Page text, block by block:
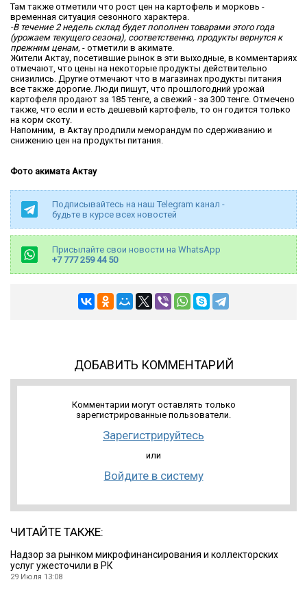
Там также отметили что рост цен на картофель и морковь -
временная ситуация сезонного характера.
-В течение 2 недель склад будет пополнен товарами этого года
(урожаем текущего сезона), соответственно, продукты вернутся к
прежним ценам, - отметили в акимате.
Жители Актау, посетившие рынок в эти выходные, в комментариях
отмечают, что цены на некоторые продукты действительно
снизились. Другие отмечают что в магазинах продукты питания
все также дорогие. Люди пишут, что прошлогодний урожай
картофеля продают за 185 тенге, а свежий - за 300 тенге. Отмечено
также, что если и есть дешевый картофель, то он годится только
на корм скоту.
Напомним, в Актау продлили меморандум по сдерживанию и
снижению цен на продукты питания.
Фото акимата Актау
Подписывайтесь на наш Telegram канал -
будьте в курсе всех новостей
Присылайте свои новости на WhatsApp
+7 777 259 44 50
ДОБАВИТЬ КОММЕНТАРИЙ
Комментарии могут оставлять только
зарегистрированные пользователи.
Зарегистрируйтесь
или
Войдите в систему
ЧИТАЙТЕ ТАКЖЕ:
Надзор за рынком микрофинансирования и коллекторских
услуг ужесточили в РК
29 Июля 13:08